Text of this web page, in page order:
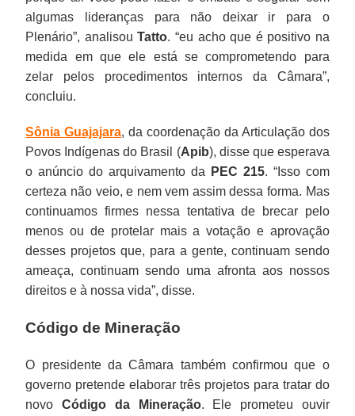
algumas lideranças para não deixar ir para o
Plenário”, analisouTatto. “eu acho que é positivo na
medida em que ele está se comprometendo para
zelar pelos procedimentos internos da Câmara”,
concluiu.
Sônia Guajajara, da coordenação da Articulação dos
Povos Indígenas do Brasil (Apib), disse que esperava
o anúncio do arquivamento da
PEC 215. “Isso com
certeza não veio, e nem vem assim dessa forma. Mas
continuamos firmes nessa tentativa de brecar pelo
menos ou de protelar mais a votação e aprovação
desses projetos que, para a gente, continuam sendo
ameaça, continuam sendo uma afronta aos nossos
direitos e à nossa vida”, disse.
Código de Mineração
O presidente da Câmara também confirmou que o
governo pretende elaborar três projetos para tratar do
novoCódigo da Mineração. Ele prometeu ouvir